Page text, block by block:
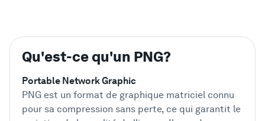
Qu'est-ce qu'un PNG?
Portable Network Graphic
PNG est un format de graphique matriciel connu
pour sa compression sans perte, ce qui garantit le